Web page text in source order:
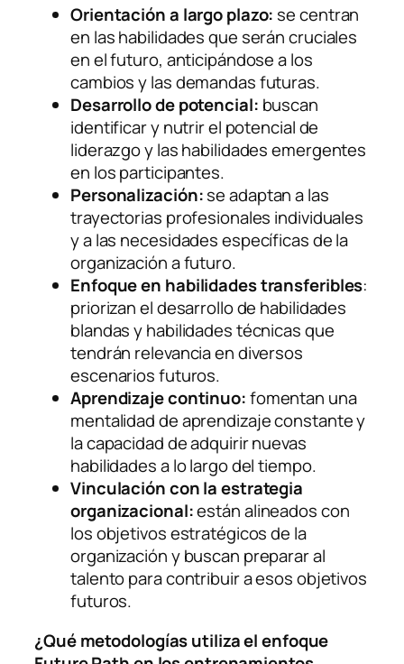
Orientación a largo plazo: se centran
en las habilidades que serán cruciales
en el futuro, anticipándose a los
cambios y las demandas futuras.
Desarrollo de potencial: buscan
identificar y nutrir el potencial de
liderazgo y las habilidades emergentes
en los participantes.
Personalización:se adaptan a las
trayectorias profesionales individuales
y a las necesidades específicas de la
organización a futuro.
Enfoque en habilidades transferibles:
priorizan el desarrollo de habilidades
blandas y habilidades técnicas que
tendrán relevancia en diversos
escenarios futuros.
Aprendizaje continuo:fomentan una
mentalidad de aprendizaje constante y
la capacidad de adquirir nuevas
habilidades a lo largo del tiempo.
Vinculación con la estrategia
organizacional:están alineados con
los objetivos estratégicos de la
organización y buscan preparar al
talento para contribuir a esos objetivos
futuros.
¿Qué metodologías utiliza el enfoque